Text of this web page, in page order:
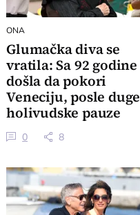
ONA
Glumačka diva se
vratila: Sa 92 godine
došla da pokori
Veneciju, posle duge
holivudske pauze
0 8